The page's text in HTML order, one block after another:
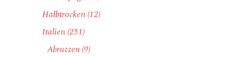
Halbtrocken(12)
Italien(251)
Abruzzen(9)